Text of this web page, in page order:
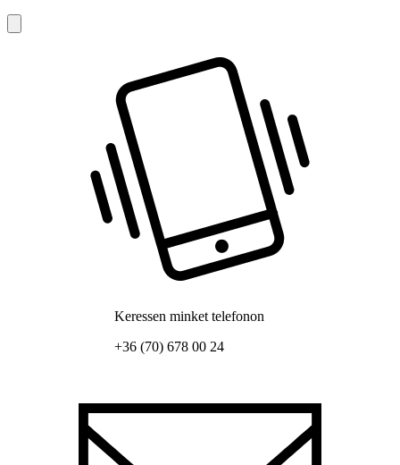
Keressen minket telefonon
+36 (70) 678 00 24